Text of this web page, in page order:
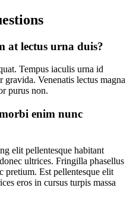
at lectus urna duis?
Tempus iaculis urna id
Venenatis lectus magna
purus non.
enim nunc
elit pellentesque habitant
ultrices. Fringilla phasellus
pretium. Est pellentesque elit
eros in cursus turpis massa